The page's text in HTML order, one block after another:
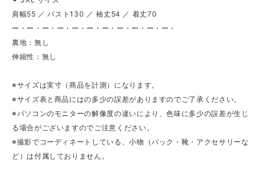
肩幅55 ／ バスト130 ／ 袖丈54 ／ 着丈70
ー・ー・ー・ー・ー・ー・ー・ー・ー・ー・ー・
裏地：無し
伸縮性：無し
※サイズは実寸（商品を計測）になります。
※サイズ表と商品にはの多少の誤差がありますのでご了承ください。
※パソコンのモニターの解像度の違いにより、色味に多少の誤差が生じ
る場合がございますのでご注意ください。
※撮影でコーディネートしている、小物（バック・靴・アクセサリーな
ど）は付属しておりません。